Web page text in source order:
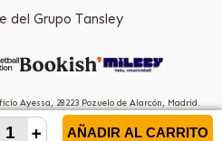
+ AÑADIR AL CARRITO
del Grupo Tansley
Ayessa, 28223 Pozuelo de Alarcón, Madrid.
(Spain)